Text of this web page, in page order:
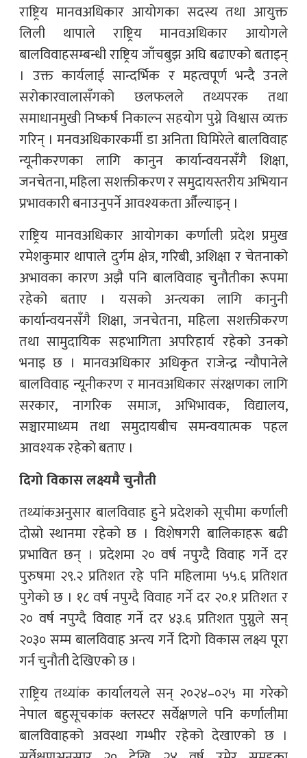
राष्ट्रिय मानवअधिकार आयोगका सदस्य तथा आयुक्त
लिली थापाले राष्ट्रिय मानवअधिकार आयोगले
बालविवाहसम्बन्धी राष्ट्रिय जाँचबुझ अघि बढाएको बताइन्
। उक्त कार्यलाई सान्दर्भिक र महत्वपूर्ण भन्दै उनले
सरोकारवालासँगको छलफलले तथ्यपरक तथा
समाधानमुखी निष्कर्ष निकाल्न सहयोग पुग्ने विश्वास व्यक्त
गरिन् । मनवअधिकारकर्मी डा अनिता घिमिरेले बालविवाह
न्यूनीकरणका लागि कानुन कार्यान्वयनसँगै शिक्षा,
जनचेतना, महिला सशक्तीकरण र समुदायस्तरीय अभियान
प्रभावकारी बनाउनुपर्ने आवश्यकता औँल्याइन् ।
राष्ट्रिय मानवअधिकार आयोगका कर्णाली प्रदेश प्रमुख
रमेशकुमार थापाले दुर्गम क्षेत्र, गरिबी, अशिक्षा र चेतनाको
अभावका कारण अझै पनि बालविवाह चुनौतीका रूपमा
रहेको बताए । यसको अन्त्यका लागि कानुनी
कार्यान्वयनसँगै शिक्षा, जनचेतना, महिला सशक्तीकरण
तथा सामुदायिक सहभागिता अपरिहार्य रहेको उनको
भनाइ छ । मानवअधिकार अधिकृत राजेन्द्र न्यौपानेले
बालविवाह न्यूनीकरण र मानवअधिकार संरक्षणका लागि
सरकार, नागरिक समाज, अभिभावक, विद्यालय,
सञ्चारमाध्यम तथा समुदायबीच समन्वयात्मक पहल
आवश्यक रहेको बताए ।
दिगो विकास लक्ष्यमै चुनौती
तथ्यांकअनुसार बालविवाह हुने प्रदेशको सूचीमा कर्णाली
दोस्रो स्थानमा रहेको छ । विशेषगरी बालिकाहरू बढी
प्रभावित छन् । प्रदेशमा २० वर्ष नपुग्दै विवाह गर्ने दर
पुरुषमा २९.२ प्रतिशत रहे पनि महिलामा ५५.६ प्रतिशत
पुगेको छ । १८ वर्ष नपुग्दै विवाह गर्ने दर २०.१ प्रतिशत र
२० वर्ष नपुग्दै विवाह गर्ने दर ४३.६ प्रतिशत पुग्नुले सन्
२०३० सम्म बालविवाह अन्त्य गर्ने दिगो विकास लक्ष्य पूरा
गर्न चुनौती देखिएको छ ।
राष्ट्रिय तथ्यांक कार्यालयले सन् २०२४–०२५ मा गरेको
नेपाल बहुसूचकांक क्लस्टर सर्वेक्षणले पनि कर्णालीमा
बालविवाहको अवस्था गम्भीर रहेको देखाएको छ ।